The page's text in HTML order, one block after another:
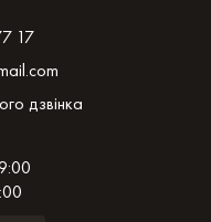
17
дзвінка